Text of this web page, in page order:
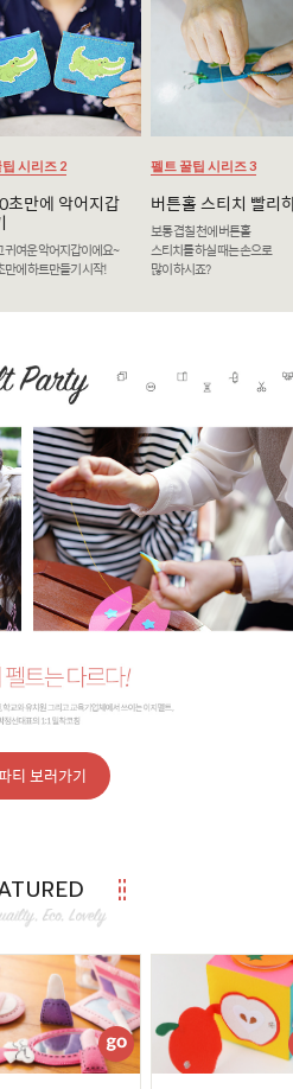
시리즈 2
초만에 악어지갑
귀여운 악어지갑이에요~
에 하트만들기 시작!
펠트 꿀팁 시리즈 3
버튼홀 스티치 빨리
보통 겹칠 천에 버튼홀
스티치를 하실 때는 손으로
많이 하시죠?
티 보러가기